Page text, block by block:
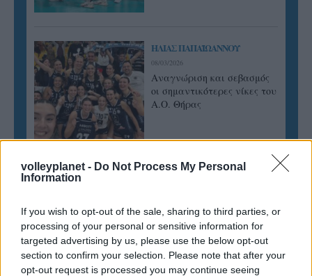
volleyplanet - Do Not Process My Personal
Information
If you wish to opt-out of the sale, sharing to third parties, or
processing of your personal or sensitive information for
targeted advertising by us, please use the below opt-out
section to confirm your selection. Please note that after your
opt-out request is processed you may continue seeing
ΗΛΙΑΣ ΠΑΠΑΪΩΑΝΝΟΥ
08/03/2026
Αναγνώριση και σεβασμός
οι σημαντικότερες νίκες του
Α.Ο. Θήρας